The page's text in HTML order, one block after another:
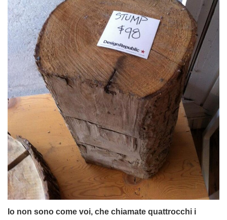
Io non sono come voi, che chiamate quattrocchi i